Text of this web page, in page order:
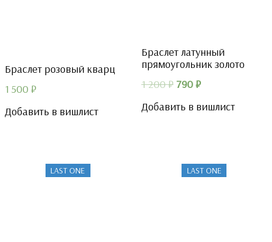
Браслет розовый кварц
1 500 ₽
Добавить в вишлист
Браслет латунный
прямоугольник золото
1 200₽ Первоначальная
790₽Текущая
Добавить в вишлист
LAST ONE LAST ONE